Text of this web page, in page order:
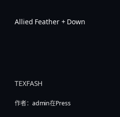
Allied Feather + Down
TEXFASH
作者： admin在Press